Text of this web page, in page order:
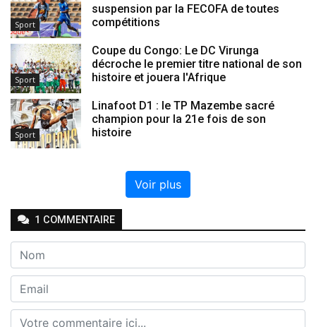
Sport
suspension par la FECOFA de toutes
compétitions
Sport
Coupe du Congo: Le DC Virunga
décroche le premier titre national de son
histoire et jouera l'Afrique
Sport
Linafoot D1 : le TP Mazembe sacré
champion pour la 21e fois de son
histoire
Voir plus
1 COMMENTAIRE